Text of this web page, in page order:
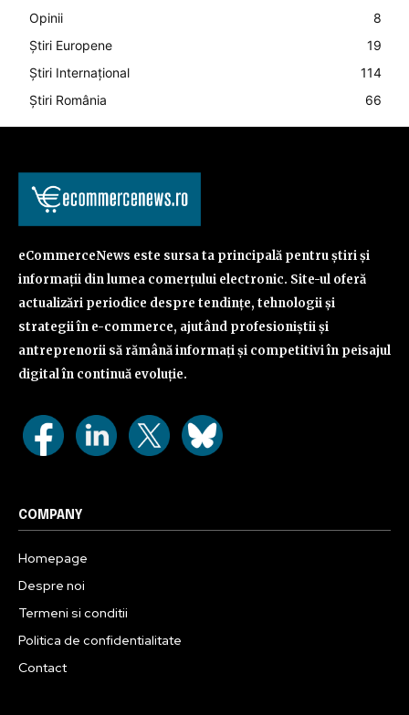
Opinii
8
Știri Europene
19
Știri Internațional
114
Știri România
66
eCommerceNews este sursa ta principală pentru știri și
informații din lumea comerțului electronic. Site-ul oferă
actualizări periodice despre tendințe, tehnologii și
strategii în e-commerce, ajutând profesioniștii și
antreprenorii să rămână informați și competitivi în peisajul
digital în continuă evoluție.
COMPANY
Homepage
Despre noi
Termeni si conditii
Politica de confidentialitate
Contact